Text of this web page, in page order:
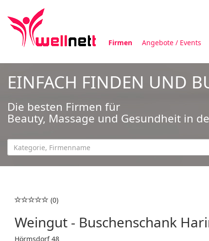
Firmen Angebote / Events
EINFACH FINDEN UND
Die besten Firmen für
Beauty, Massage und Gesundheit in
(0)
Weingut - Buschenschank
Hörmsdorf 48